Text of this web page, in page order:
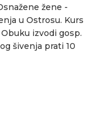
žene -
u Ostrosu. Kurs
izvodi gosp.
šivenja prati 10